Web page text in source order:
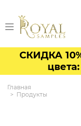
СКИДКА
Главная
Продукты